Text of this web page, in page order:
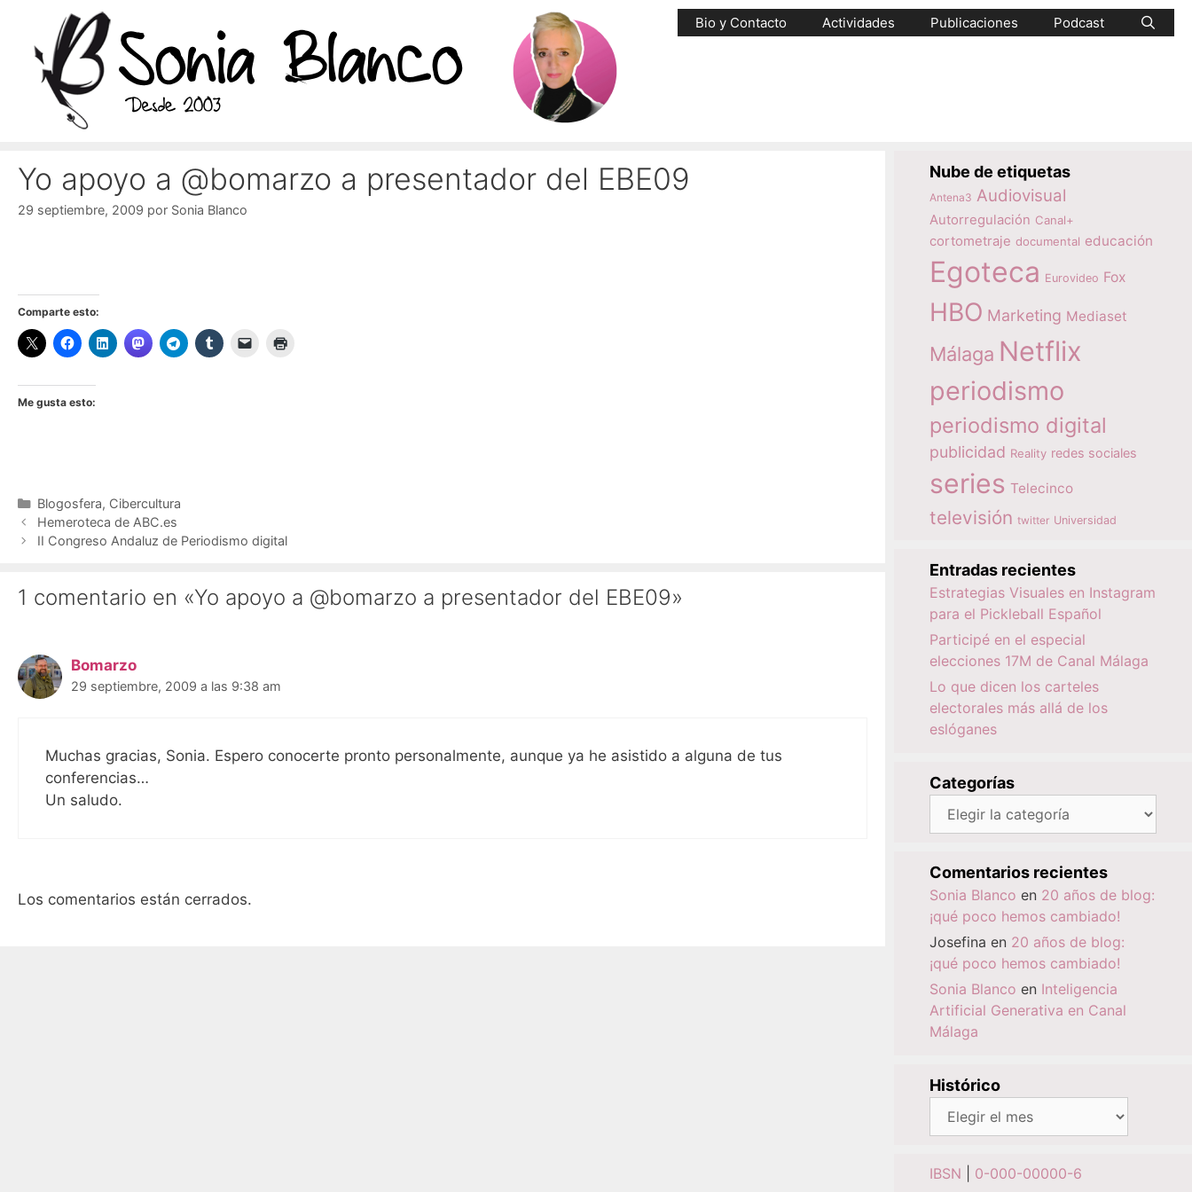
contenido
Bio y Contacto Actividades Publicaciones Podcast
Yo apoyo a @bomarzo a presentador del EBE09
29 septiembre, 2009 por Sonia Blanco
Comparte esto:
Me gusta esto:
Categorías
Blogosfera, Cibercultura
Hemeroteca de ABC.es
II Congreso Andaluz de Periodismo digital
1 comentario en «Yo apoyo a @bomarzo a presentador del EBE09»
Bomarzo
29 septiembre, 2009 a las 9:38 am
Muchas gracias, Sonia. Espero conocerte pronto personalmente, aunque ya he asistido a alguna de tus
conferencias…
Un saludo.
Los comentarios están cerrados.
Nube de etiquetas
Antena3 Audiovisual
Autorregulación Canal+
cortometraje documental educación
Egoteca Eurovideo Fox
HBO Marketing Mediaset
Málaga Netflix
periodismo
periodismo digital
publicidad Reality redes sociales
series Telecinco
televisión twitter Universidad
Entradas recientes
Estrategias Visuales en Instagram
para el Pickleball Español
Participé en el especial
elecciones 17M de Canal Málaga
Lo que dicen los carteles
electorales más allá de los
eslóganes
Categorías
Categorías
Comentarios recientes
Sonia Blanco en 20 años de blog:
¡qué poco hemos cambiado!
Josefina en 20 años de blog:
¡qué poco hemos cambiado!
Sonia Blanco en Inteligencia
Artificial Generativa en Canal
Málaga
Histórico
Histórico
IBSN 0-000-00000-6